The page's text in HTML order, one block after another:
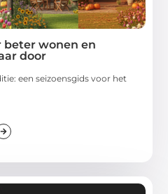
beter wonen en
door
een seizoensgids voor het